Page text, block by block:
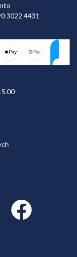
3022 4431
Facebook link